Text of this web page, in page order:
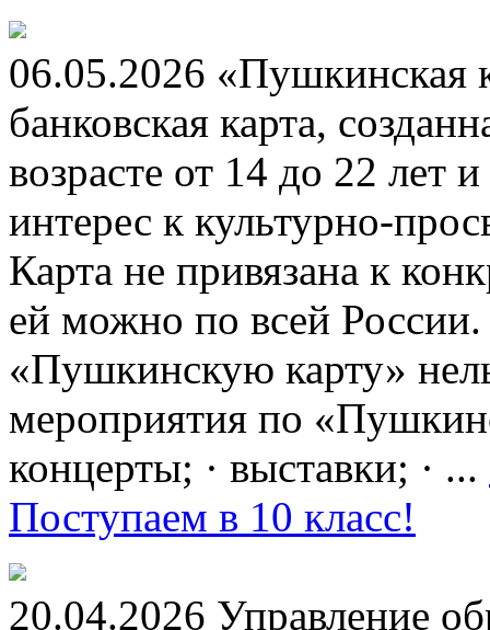
06.05.2026 «Пушкинская
банковская карта,
возрасте от 14 до 22 лет
интерес к культурно-
Карта не привязана к
ей можно по всей
«Пушкинскую карту»
мероприятия по
концерты; · выставки; · ...
Поступаем в 10 класс!
20.04.2026 Управление